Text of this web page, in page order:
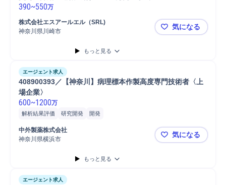
390~550万
株式会社エスアールエル（SRL)
神奈川県川崎市
🔹【東証プ
気になる
もっと見る
エージェント求人
408900393／【神奈川】病理標本作製高度専門技術者〈上
場企業〉
600~1200万
解析結果評価 研究開発 開発
中外製薬株式会社
神奈川県横浜市
408900393
気になる
もっと見る
エージェント求人